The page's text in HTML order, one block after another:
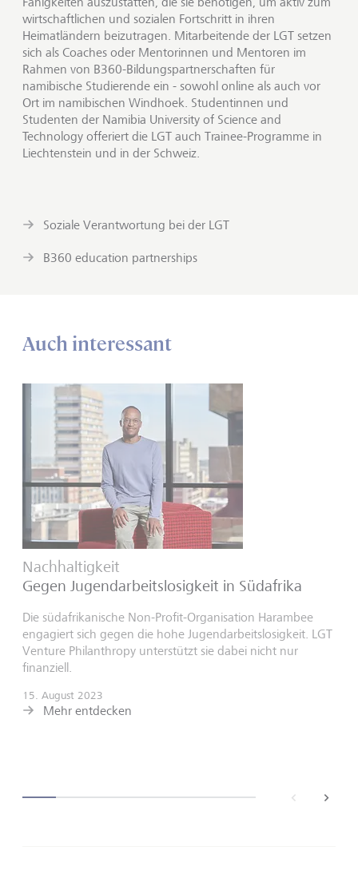
wirtschaftlichen und sozialen Fortschritt in ihren
Heimatländern beizutragen. Mitarbeitende der LGT setzen
sich als Coaches oder Mentorinnen und Mentoren im
Rahmen von B360-Bildungspartnerschaften für
namibische Studierende ein - sowohl online als auch vor
Ort im namibischen Windhoek. Studentinnen und
Studenten der Namibia University of Science and
Technology offeriert die LGT auch Trainee-Programme in
Liechtenstein und in der Schweiz.
Soziale Verantwortung bei der LGT
B360 education partnerships
Auch interessant
Nachhaltigkeit
Gegen Jugendarbeitslosigkeit in Südafrika
Die südafrikanische Non-Profit-Organisation Harambee
engagiert sich gegen die hohe Jugendarbeitslosigkeit. LGT
Venture Philanthropy unterstützt sie dabei nicht nur
finanziell.
15. August 2023
Mehr entdecken
next